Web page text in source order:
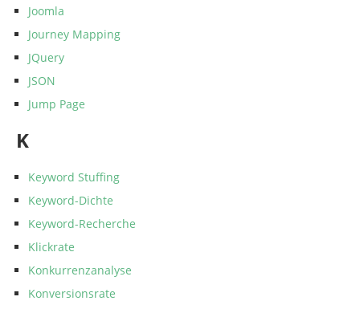
Joomla
Journey Mapping
JQuery
JSON
Jump Page
K
Keyword Stuffing
Keyword-Dichte
Keyword-Recherche
Klickrate
Konkurrenzanalyse
Konversionsrate